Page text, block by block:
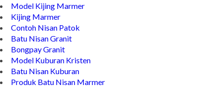
Model Kijing Marmer
Kijing Marmer
Contoh Nisan Patok
Batu Nisan Granit
Bongpay Granit
Model Kuburan Kristen
Batu Nisan Kuburan
Produk Batu Nisan Marmer